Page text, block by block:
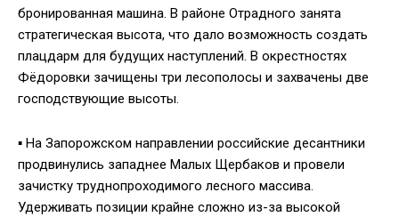
бронированная машина. В районе Отрадного занята
стратегическая высота, что дало возможность создать
плацдарм для будущих наступлений. В окрестностях
Фёдоровки зачищены три лесополосы и захвачены две
господствующие высоты.
▪️ На Запорожском направлении российские десантники
продвинулись западнее Малых Щербаков и провели
зачистку труднопроходимого лесного массива.
Удерживать позиции крайне сложно из-за высокой